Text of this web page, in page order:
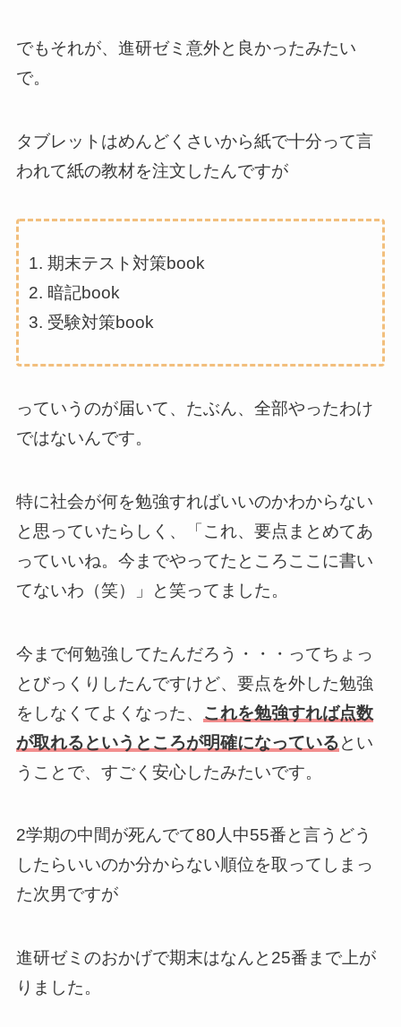
でもそれが、進研ゼミ意外と良かったみたい
で。
タブレットはめんどくさいから紙で十分って言
われて紙の教材を注文したんですが
期末テスト対策book
暗記book
受験対策book
っていうのが届いて、たぶん、全部やったわけ
ではないんです。
特に社会が何を勉強すればいいのかわからない
と思っていたらしく、「これ、要点まとめてあ
っていいね。今までやってたところここに書い
てないわ（笑）」と笑ってました。
今まで何勉強してたんだろう・・・ってちょっ
とびっくりしたんですけど、要点を外した勉強
をしなくてよくなった、 これを勉強すれば点数
が取れるというところが明確になっているとい
うことで、すごく安心したみたいです。
2学期の中間が死んでて80人中55番と言うどう
したらいいのか分からない順位を取ってしまっ
た次男ですが
進研ゼミのおかげで期末はなんと25番まで上が
りました。